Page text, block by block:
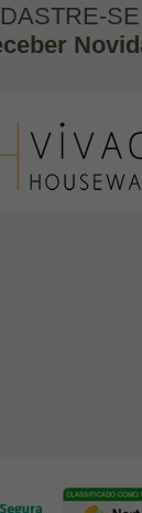
SE